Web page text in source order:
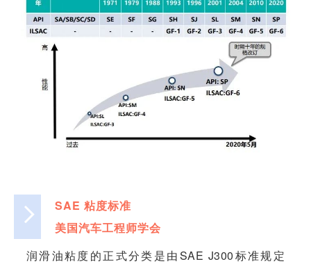
SAE 粘度标准
美国汽车工程师学会
润滑油粘度的正式分类是由SAE J300标准规定